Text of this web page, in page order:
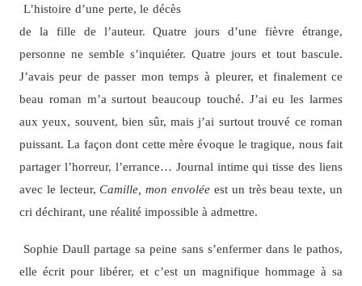
L’histoire d’une perte, le décès
de la fille de l’auteur. Quatre jours d’une fièvre étrange,
personne ne semble s’inquiéter. Quatre jours et tout bascule.
J’avais peur de passer mon temps à pleurer, et finalement ce
beau roman m’a surtout beaucoup touché. J’ai eu les larmes
aux yeux, souvent, bien sûr, mais j’ai surtout trouvé ce roman
puissant. La façon dont cette mère évoque le tragique, nous fait
partager l’horreur, l’errance… Journal intime qui tisse des liens
avec le lecteur,Camille, mon envolée est un très beau texte, un
cri déchirant, une réalité impossible à admettre.
Sophie Daull partage sa peine sans s’enfermer dans le pathos,
elle écrit pour libérer, et c’est un magnifique hommage à sa